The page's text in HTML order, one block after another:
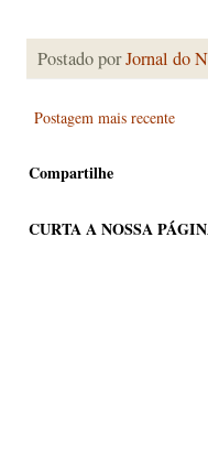
Postado porJornal do
Postagem mais recente
Compartilhe
CURTA A NOSSA